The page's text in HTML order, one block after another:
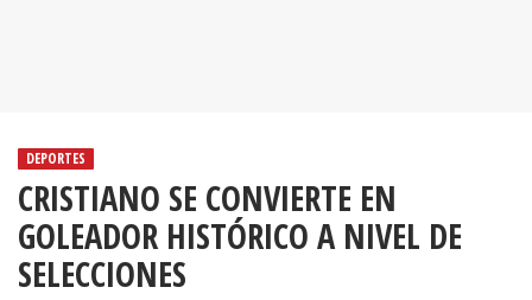
DEPORTES
CRISTIANO SE CONVIERTE EN
GOLEADOR HISTÓRICO A NIVEL DE
SELECCIONES